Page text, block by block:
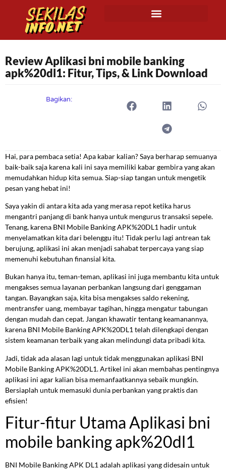
Review Aplikasi bni mobile banking
apk%20dl1: Fitur, Tips, & Link Download
Bagikan:
Hai, para pembaca setia! Apa kabar kalian? Saya berharap semuanya
baik-baik saja karena kali ini saya memiliki kabar gembira yang akan
memudahkan hidup kita semua. Siap-siap tangan untuk mengetik
pesan yang hebat ini!
Saya yakin di antara kita ada yang merasa repot ketika harus
mengantri panjang di bank hanya untuk mengurus transaksi sepele.
Tenang, karena BNI Mobile Banking APK%20DL1 hadir untuk
menyelamatkan kita dari belenggu itu! Tidak perlu lagi antrean tak
berujung, aplikasi ini akan menjadi sahabat terpercaya yang siap
memenuhi kebutuhan finansial kita.
Bukan hanya itu, teman-teman, aplikasi ini juga membantu kita untuk
mengakses semua layanan perbankan langsung dari genggaman
tangan. Bayangkan saja, kita bisa mengakses saldo rekening,
mentransfer uang, membayar tagihan, hingga mengatur tabungan
dengan mudah dan cepat. Jangan khawatir tentang keamanannya,
karena BNI Mobile Banking APK%20DL1 telah dilengkapi dengan
sistem keamanan terbaik yang akan melindungi data pribadi kita.
Jadi, tidak ada alasan lagi untuk tidak menggunakan aplikasi BNI
Mobile Banking APK%20DL1. Artikel ini akan membahas pentingnya
aplikasi ini agar kalian bisa memanfaatkannya sebaik mungkin.
Bersiaplah untuk memasuki dunia perbankan yang praktis dan
efisien!
Fitur-fitur Utama Aplikasi bni
mobile banking apk%20dl1
BNI Mobile Banking APK DL1 adalah aplikasi yang didesain untuk